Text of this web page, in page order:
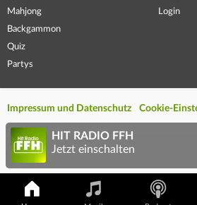
Mahjong
Backgammon
Quiz
Partys
Login
Impressum und Datenschutz Cookie-
HIT RADIO FFH
Jetzt einschalten